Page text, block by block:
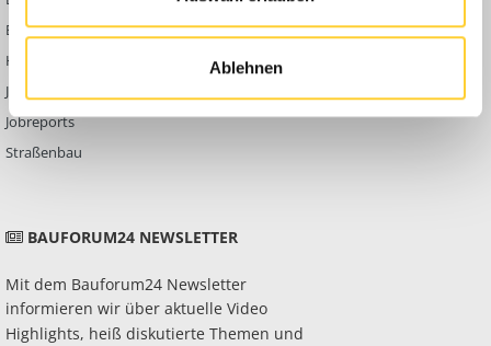
Ablehnen
Berg- & Tagebau
Hoch- & Tiefbau
Jobbörse
Jobreports
Straßenbau
Datenschutzerklärung
BAUFORUM24 NEWSLETTER
Mit dem Bauforum24 Newsletter
informieren wir über aktuelle Video
Highlights, heiß diskutierte Themen und